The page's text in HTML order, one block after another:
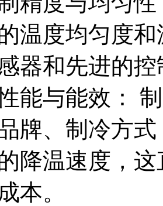
温度均匀度
器和先进的
能与能效：
牌、制冷方
降温速度，
本。